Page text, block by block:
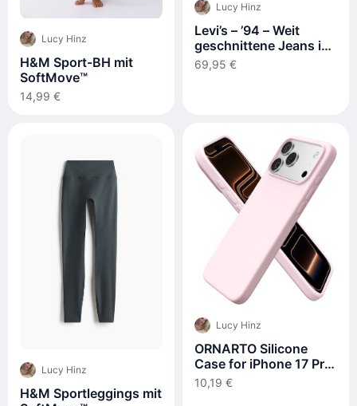
Lucy Hinz
H&M Sport-BH mit
SoftMove™
14,99 €
Lucy Hinz
Levi’s – ’94 – Weit
geschnittene Jeans in
Mittelblau
69,95 €
Lucy Hinz
H&M Sportleggings mit
Lucy Hinz
ORNARTO Silicone
Case for iPhone 17 Pro
Ma
10,19 €